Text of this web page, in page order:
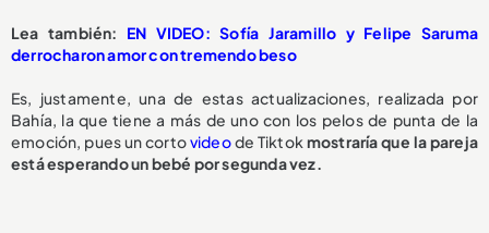
Lea también: EN VIDEO: Sofía Jaramillo y Felipe Saruma
derrocharon amor con tremendo beso
Es, justamente, una de estas actualizaciones, realizada por
Bahía, la que tiene a más de uno con los pelos de punta de la
emoción, pues un cortovideode Tiktok mostraría que la pareja
está esperando un bebé por segunda vez.